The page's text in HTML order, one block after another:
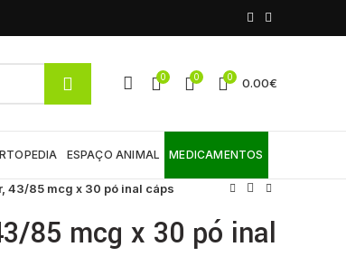
0 0 0 0.00€
ESPAÇO ANIMAL MEDICAMENTOS
43/85 mcg x 30 pó inal cáps
85 mcg x 30 pó inal